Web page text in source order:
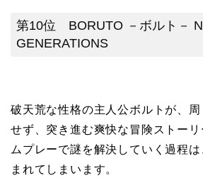
第10位 BORUTO －ボルト－
GENERATIONS
破天荒な性格の主人公ボルトが、
せず、突き進む爽快な冒険ストー
ムプレーで謎を解決していく過程
まれてしまいます。